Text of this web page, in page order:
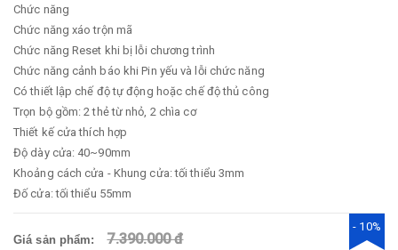
Chức năng
Chức năng xáo trộn mã
Chức năng Reset khi bị lỗi chương trình
Chức năng cảnh báo khi Pin yếu và lỗi chức năng
Có thiết lập chế độ tự động hoặc chế độ thủ công
Trọn bộ gồm: 2 thẻ từ nhỏ, 2 chìa cơ
Thiết kế cửa thích hợp
Độ dày cửa: 40~90mm
Khoảng cách cửa - Khung cửa: tối thiểu 3mm
Đố cửa: tối thiểu 55mm
Giá sản phẩm: 7.390.000 đ
- 10%